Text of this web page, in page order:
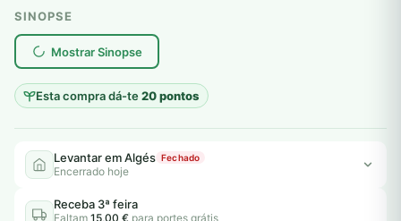
SINOPSE
Mostrar Sinopse
Esta compra dá-te20 pontos
plantar árvores reais
Levantar em Algés Fechado
Encerrado hoje
Receba 3ª feira
Faltam 15,00 € para portes grátis